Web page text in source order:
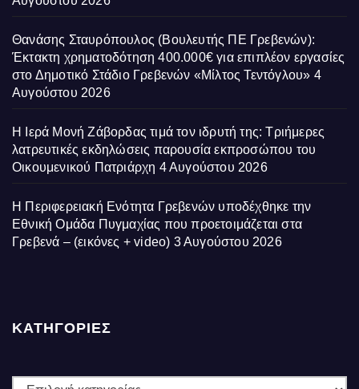
Θανάσης Σταυρόπουλος (Βουλευτής ΠΕ Γρεβενών):
Έκτακτη χρηματοδότηση 400.000€ για επιπλέον εργασίες
στο Δημοτικό Στάδιο Γρεβενών «Μίλτος Τεντόγλου» 4
Αυγούστου 2026
Η Ιερά Μονή Ζάβορδας τιμά τον ιδρυτή της: Τριήμερες
λατρευτικές εκδηλώσεις παρουσία εκπροσώπου του
Οικουμενικού Πατριάρχη 4 Αυγούστου 2026
Η Περιφερειακή Ενότητα Γρεβενών υποδέχθηκε την
Εθνική Ομάδα Πυγμαχίας που προετοιμάζεται στα
Γρεβενά – (εικόνες + video) 3 Αυγούστου 2026
ΚΑΤΗΓΟΡΙΕΣ